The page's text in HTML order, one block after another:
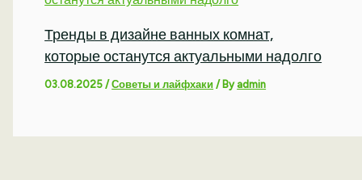
Тренды в дизайне ванных комнат,
которые останутся актуальными надолго
03.08.2025/Советы и лайфхаки / Byadmin